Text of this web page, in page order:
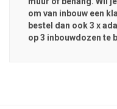
om van inbouw een
bestel dan ook 3 x
op 3 inbouwdozen te